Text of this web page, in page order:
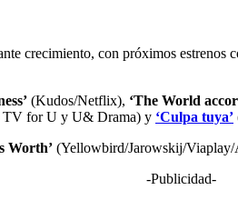
crecimiento, con próximos estrenos
(Kudos/Netflix), ‘The World
TV for U y U& Drama) y ‘Culpa tuya’
Worth’ (Yellowbird/Jarowskij/
-Publicidad-